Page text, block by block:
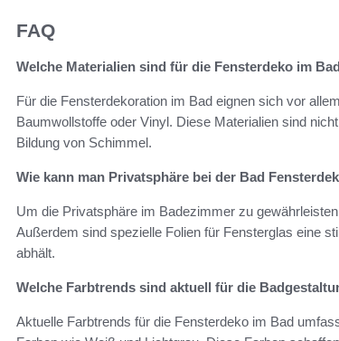
FAQ
Welche Materialien sind für die Fensterdeko im
Für die Fensterdekoration im Bad eignen sich vor
Baumwollstoffe oder Vinyl. Diese Materialien sind
Bildung von Schimmel.
Wie kann man Privatsphäre bei der Bad
Um die Privatsphäre im Badezimmer zu
Außerdem sind spezielle Folien für Fensterglas eine
abhält.
Welche Farbtrends sind aktuell für die
Aktuelle Farbtrends für die Fensterdeko im Bad